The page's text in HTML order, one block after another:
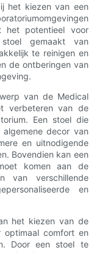
het kiezen van een
het potentieel voor
gemaakt van
te reinigen en
de ontberingen van
van de Medical
verbeteren van de
Een stoel die
decor van
en uitnodigende
Bovendien kan een
komen aan de
van verschillende
en
het kiezen van de
optimaal comfort en
Door een stoel te